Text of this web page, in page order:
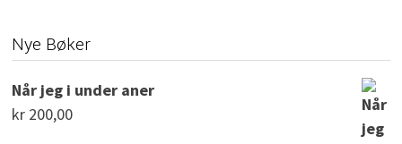
Nye Bøker
Når jeg i under aner
kr 200,00